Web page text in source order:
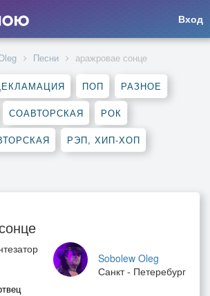
Вход
Песни аражровае сонце
ПОП РАЗНОЕ
СОАВТОРСКАЯ РОК
РЭП, ХИП-ХОП
Sobolew Oleg
Санкт - Петеребург